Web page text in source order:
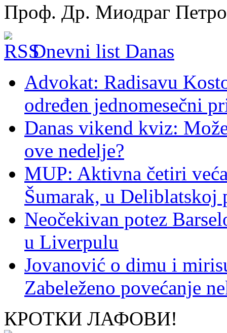
Проф. Др. Миодраг
Dnevni list Danas
Advokat: Radisavu
određen jednomesečni
Danas vikend kviz:
ove nedelje?
MUP: Aktivna četiri
Šumarak, u Deliblatskoj
Neočekivan potez
u Liverpulu
Jovanović o dimu i
Zabeleženo povećanje
КРОТКИ ЛАФОВИ!